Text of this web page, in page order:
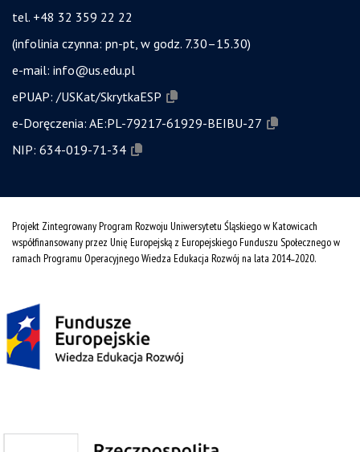
tel. +48 32 359 22 22
(infolinia czynna: pn-pt, w godz. 7.30–15.30)
e-mail: info@us.edu.pl
ePUAP: /USKat/SkrytkaESP
e-Doręczenia: AE:PL-79217-61929-BEIBU-27
NIP: 634-019-71-34
Projekt Zintegrowany Program Rozwoju Uniwersytetu Śląskiego w Katowicach
współfinansowany przez Unię Europejską z Europejskiego Funduszu Społecznego w
ramach Programu Operacyjnego Wiedza Edukacja Rozwój na lata 2014˗2020.